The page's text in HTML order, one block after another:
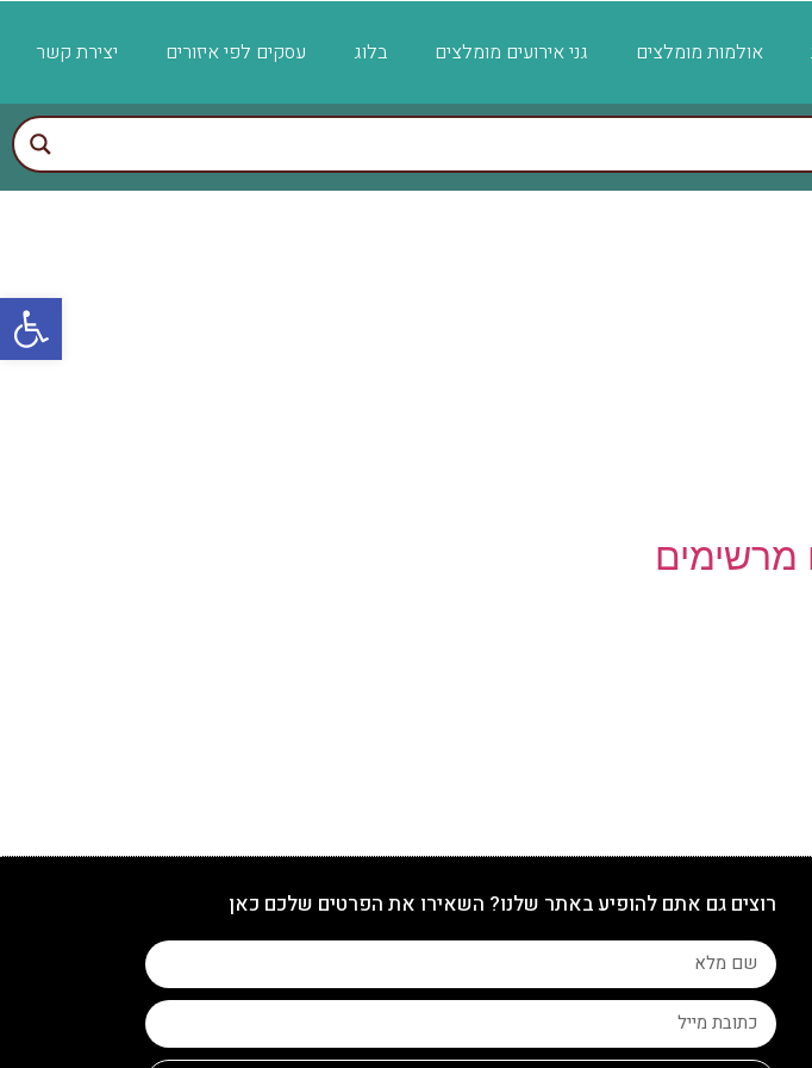
אולמות מומלצים גני אירועים מומלצים בלוג עסקים לפי איזורים יצירת קשר
מרשימים
רוצים גם אתם להופיע באתר שלנו? השאירו את הפרטים שלכם כאן